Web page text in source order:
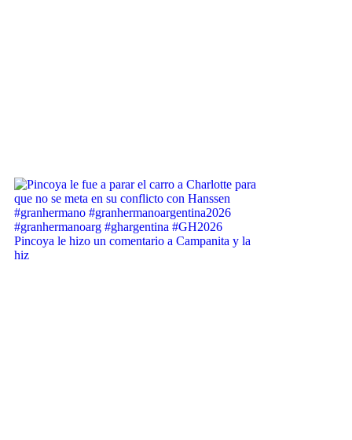
Pincoya le hizo un comentario a Campanita y la
hiz